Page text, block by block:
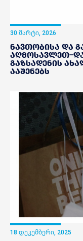
30 მარტი, 2026
ნავთობისა და
გაზსადენის
ააშენებს
18 დეკემბერი, 2025